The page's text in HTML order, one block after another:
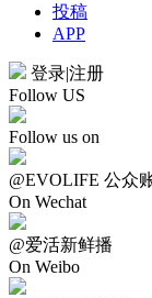
投稿
APP
登录|注册
Follow US
Follow us on
@EVOLIFE 公众
On Wechat
@爱活新鲜播
On Weibo